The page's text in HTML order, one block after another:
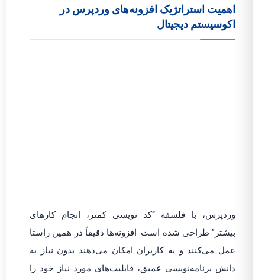
اهمیت استراتژیک افزونه‌های وردپرس در
اکوسیستم دیجیتال
وردپرس، با فلسفه “کد نویسی کمتر، انجام کارهای
بیشتر” طراحی شده است. افزونه‌ها دقیقاً در همین راستا
عمل می‌کنند و به کاربران امکان می‌دهند بدون نیاز به
دانش برنامه‌نویسی عمیق، قابلیت‌های مورد نیاز خود را